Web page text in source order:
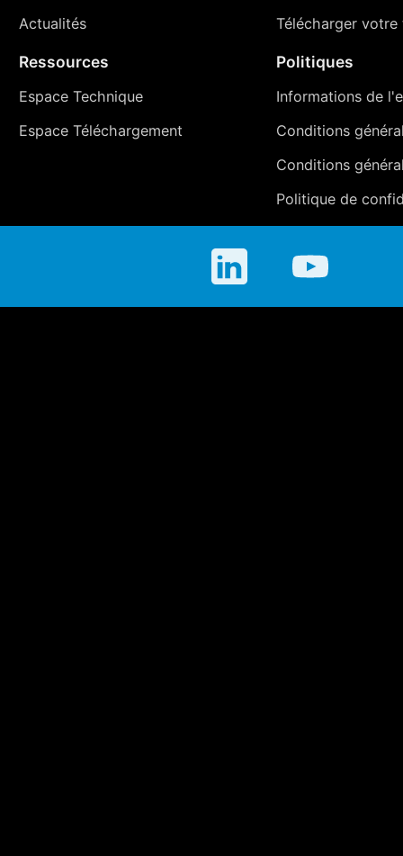
Actualités
Télécharger votre
Ressources
Espace Technique
Espace Téléchargement
Politiques
Informations de
Conditions
Conditions
Politique de